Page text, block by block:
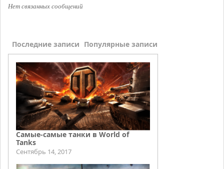
Нет связанных сообщений
Последние записи Популярные записи
Самые-самые танки в World of
Tanks
Сентябрь 14, 2017